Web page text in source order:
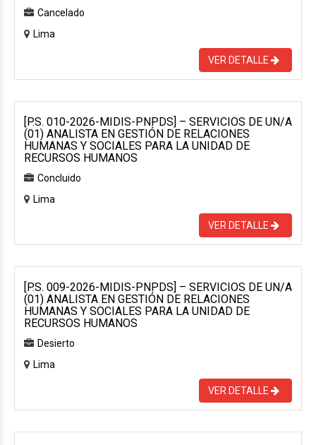
Cancelado
Lima
VER DETALLE
[P.S. 010-2026-MIDIS-PNPDS] – SERVICIOS DE UN/A
(01) ANALISTA EN GESTIÓN DE RELACIONES
HUMANAS Y SOCIALES PARA LA UNIDAD DE
RECURSOS HUMANOS
Concluido
Lima
VER DETALLE
[P.S. 009-2026-MIDIS-PNPDS] – SERVICIOS DE UN/A
(01) ANALISTA EN GESTIÓN DE RELACIONES
HUMANAS Y SOCIALES PARA LA UNIDAD DE
RECURSOS HUMANOS
Desierto
Lima
VER DETALLE